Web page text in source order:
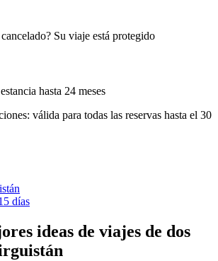
Su viaje está protegido
hasta 24 meses
válida para todas las reservas hasta el 30
días
ideas de viajes de dos